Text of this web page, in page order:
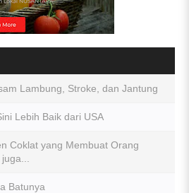
Lambung, Stroke, dan Jantung
Lebih Baik dari USA
Coklat yang Membuat Orang
Batunya